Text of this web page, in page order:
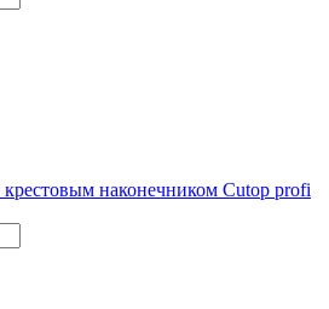
наконечником Сutop profi